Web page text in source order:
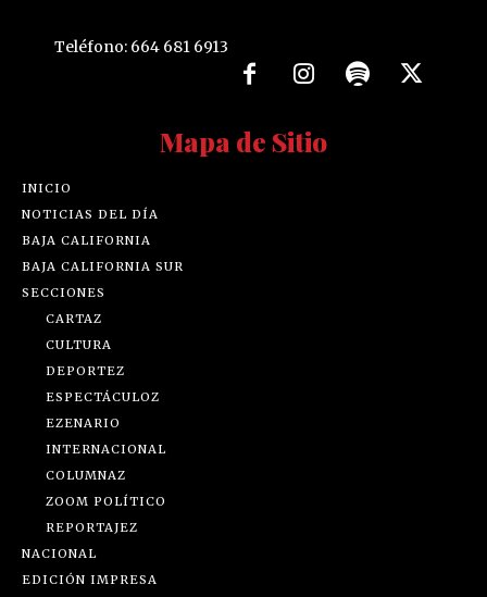
Teléfono: 664 681 6913
Mapa de Sitio
INICIO
NOTICIAS DEL DÍA
BAJA CALIFORNIA
BAJA CALIFORNIA SUR
SECCIONES
CARTAZ
CULTURA
DEPORTEZ
ESPECTÁCULOZ
EZENARIO
INTERNACIONAL
COLUMNAZ
ZOOM POLÍTICO
REPORTAJEZ
NACIONAL
EDICIÓN IMPRESA